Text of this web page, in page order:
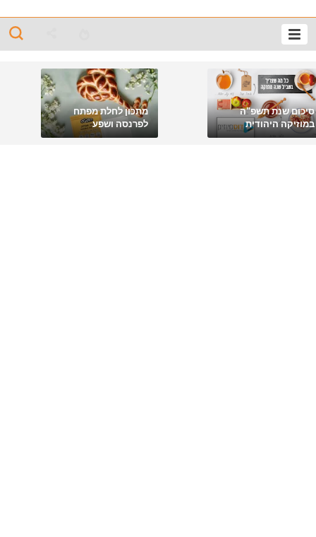
סיכום שנת תשפ"ה
במוזיקה היהודית
מתכון לחלת מפתח
לפרנסה ושפע